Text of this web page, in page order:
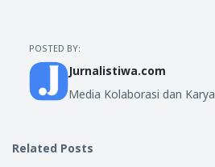
POSTED BY:
Jurnalistiwa.com
Media Kolaborasi dan Karya
Related Posts